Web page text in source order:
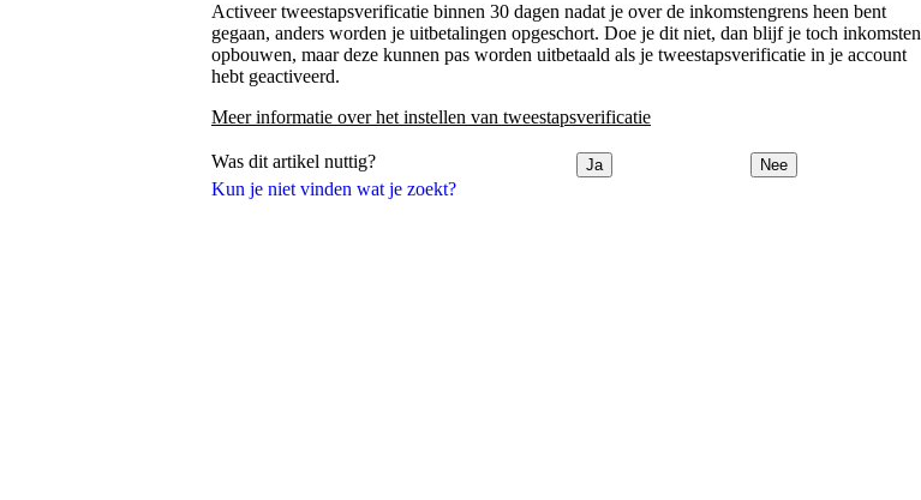
Kun je niet vinden wat je zoekt?
Activeer tweestapsverificatie binnen 30 dagen nadat je over de inkomstengrens heen bent
gegaan, anders worden je uitbetalingen opgeschort. Doe je dit niet, dan blijf je toch inkomsten
opbouwen, maar deze kunnen pas worden uitbetaald als je tweestapsverificatie in je account
hebt geactiveerd.
Meer informatie over het instellen van tweestapsverificatie
Was dit artikel nuttig? Ja Nee